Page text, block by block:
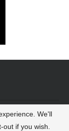
We'll
if you wish.